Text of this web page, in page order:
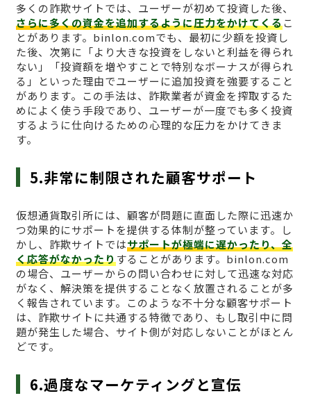
多くの詐欺サイトでは、ユーザーが初めて投資した後、
さらに多くの資金を追加するように圧力をかけてくるこ
とがあります。binlon.comでも、最初に少額を投資し
た後、次第に「より大きな投資をしないと利益を得られ
ない」「投資額を増やすことで特別なボーナスが得られ
る」といった理由でユーザーに追加投資を強要すること
があります。この手法は、詐欺業者が資金を搾取するた
めによく使う手段であり、ユーザーが一度でも多く投資
するように仕向けるための心理的な圧力をかけてきま
す。
5.非常に制限された顧客サポート
仮想通貨取引所には、顧客が問題に直面した際に迅速か
つ効果的にサポートを提供する体制が整っています。し
かし、詐欺サイトではサポートが極端に遅かったり、全
く応答がなかったりすることがあります。binlon.com
の場合、ユーザーからの問い合わせに対して迅速な対応
がなく、解決策を提供することなく放置されることが多
く報告されています。このような不十分な顧客サポート
は、詐欺サイトに共通する特徴であり、もし取引中に問
題が発生した場合、サイト側が対応しないことがほとん
どです。
6.過度なマーケティングと宣伝